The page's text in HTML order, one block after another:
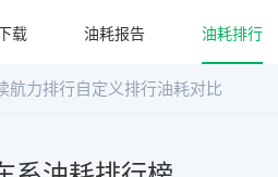
载 油耗报告 油耗排行
航力排行自定义排行油耗对比